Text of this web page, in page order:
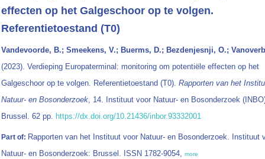
effecten op het Galgeschoor op te volgen.
Referentietoestand (T0)
Vandevoorde, B.; Smeekens, V.; Buerms, D.; Bezdenjesnji, O.;
(2023). Verdieping Europaterminal: monitoring om potentiële effecten op het
Galgeschoor op te volgen. Referentietoestand (T0). Rapporten van het
Natuur- en Bosonderzoek, 14. Instituut voor Natuur- en Bosonderzoek
Brussel. 62 pp. https://dx.doi.org/10.21436/inbor.93332001
Part of: Rapporten van het Instituut voor Natuur- en Bosonderzoek. Instituut
Natuur- en Bosonderzoek: Brussel. ISSN 1782-9054, more